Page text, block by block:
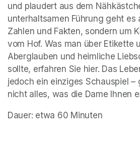
und plaudert aus dem
unterhaltsamen Führung geht es
Zahlen und Fakten, sondern um
vom Hof. Was man über Etikette
Aberglauben und heimliche
sollte, erfahren Sie hier. Das
jedoch ein einziges Schauspiel –
nicht alles, was die Dame Ihnen
Dauer: etwa 60 Minuten